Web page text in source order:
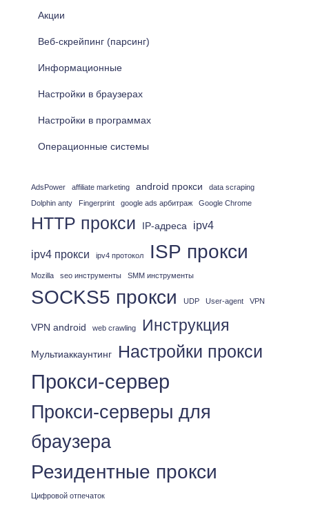
Акции
Веб-скрейпинг (парсинг)
Информационные
Настройки в браузерах
Настройки в программах
Операционные системы
AdsPower affiliate marketing android прокси
data scraping
Dolphin anty
Fingerprint google ads арбитраж Google Chrome
HTTP прокси IP-адреса ipv4
ipv4 прокси ipv4 протокол ISP прокси
Mozilla seo инструменты SMM инструменты
SOCKS5 прокси UDP User-agent VPN
VPN android web crawling Инструкция
Мультиаккаунтинг Настройки прокси
Прокси-сервер
Прокси-серверы для
браузера
Резидентные прокси
Цифровой отпечаток